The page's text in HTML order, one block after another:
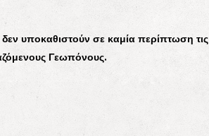
υποκαθιστούν σε καμία περίπτωση τις
Γεωπόνους.